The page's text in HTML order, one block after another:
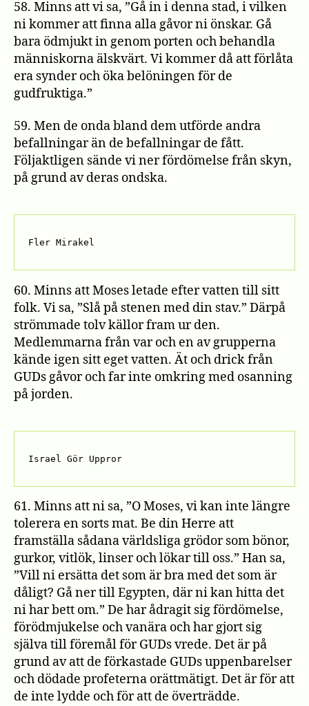
58. Minns att vi sa, ”Gå in i denna stad, i vilken
ni kommer att finna alla gåvor ni önskar. Gå
bara ödmjukt in genom porten och behandla
människorna älskvärt. Vi kommer då att förlåta
era synder och öka belöningen för de
gudfruktiga.”
59. Men de onda bland dem utförde andra
befallningar än de befallningar de fått.
Följaktligen sände vi ner fördömelse från skyn,
på grund av deras ondska.
Fler Mirakel
60. Minns att Moses letade efter vatten till sitt
folk. Vi sa, ”Slå på stenen med din stav.” Därpå
strömmade tolv källor fram ur den.
Medlemmarna från var och en av grupperna
kände igen sitt eget vatten. Ät och drick från
GUDs gåvor och far inte omkring med osanning
på jorden.
Israel Gör Uppror
61. Minns att ni sa, ”O Moses, vi kan inte längre
tolerera en sorts mat. Be din Herre att
framställa sådana världsliga grödor som bönor,
gurkor, vitlök, linser och lökar till oss.” Han sa,
”Vill ni ersätta det som är bra med det som är
dåligt? Gå ner till Egypten, där ni kan hitta det
ni har bett om.” De har ådragit sig fördömelse,
förödmjukelse och vanära och har gjort sig
själva till föremål för GUDs vrede. Det är på
grund av att de förkastade GUDs uppenbarelser
och dödade profeterna orättmätigt. Det är för att
de inte lydde och för att de överträdde.